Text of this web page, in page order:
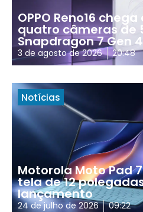
OPPO Reno16
quatro câmeras de
Snapdragon 7 Gen 4
3 de agosto de 2026 20:48
Notícias
Motorola Moto Pad
tela de 12
lançamento
24 de julho de 2026 09:22